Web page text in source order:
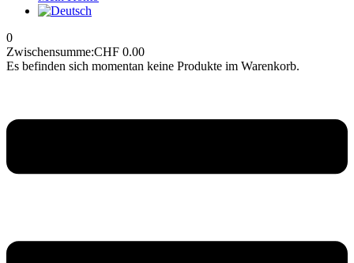
0
Zwischensumme:CHF 0.00
Es befinden sich momentan keine Produkte im Warenkorb.